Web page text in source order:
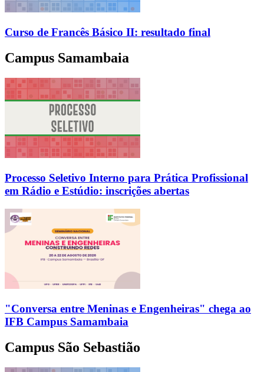
Curso de Francês Básico II: resultado final
Campus Samambaia
Processo Seletivo Interno para Prática Profissional
em Rádio e Estúdio: inscrições abertas
"Conversa entre Meninas e Engenheiras" chega ao
IFB Campus Samambaia
Campus São Sebastião